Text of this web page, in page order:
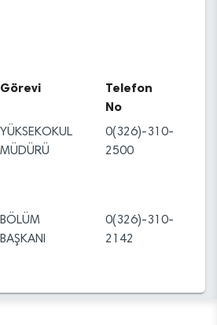
Görevi
Telefon
No
YÜKSEKOKUL
MÜDÜRÜ
0(326)-310-
2500
BÖLÜM
BAŞKANI
0(326)-310-
2142